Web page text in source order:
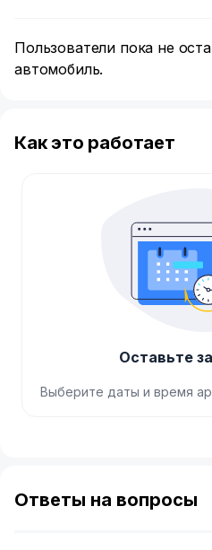
Пользователи пока не
автомобиль.
Как это работает
Оставьте
Выберите даты и время
of
4
Ответы на вопросы